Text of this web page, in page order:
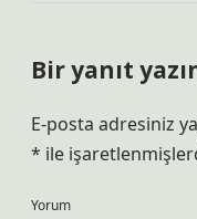
Bir yanıt
E-posta adresiniz
* ile
Yorum